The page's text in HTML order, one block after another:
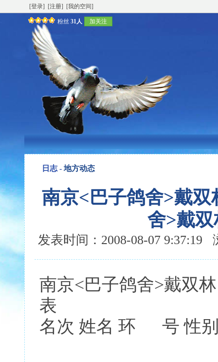
[登录] [注册] [我的空间]
粉丝 31人 加关注
日志 - 地方动态
南京<巴子鸽舍>戴
舍>戴
发表时间：2008-08-07
南京<巴子鸽舍>戴双
表
名次 姓名 环 号 性